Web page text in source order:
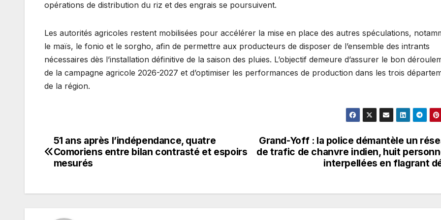
opérations de distribution du riz et des engrais se poursuivent.
Les autorités agricoles restent mobilisées pour accélérer la mise en place des autres spéculations,
le maïs, le fonio et le sorgho, afin de permettre aux producteurs de disposer de l’ensemble des intrants
nécessaires dès l’installation définitive de la saison des pluies. L’objectif demeure d’assurer le bon
de la campagne agricole 2026-2027 et d’optimiser les performances de production dans les trois
de la région.
Navigation
de
Grand-Yoff : la police démantèle un
de trafic de chanvre indien, huit
interpellées en flagrant
51 ans après l’indépendance, quatre
Comoriens entre bilan contrasté et espoirs
mesurés